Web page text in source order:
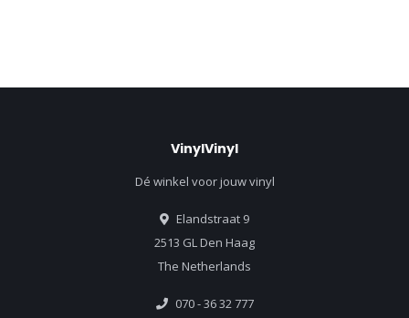
VinylVinyl
Dé winkel voor jouw vinyl
Elandstraat 9
2513 GL Den Haag
The Netherlands
070 - 36 32 777